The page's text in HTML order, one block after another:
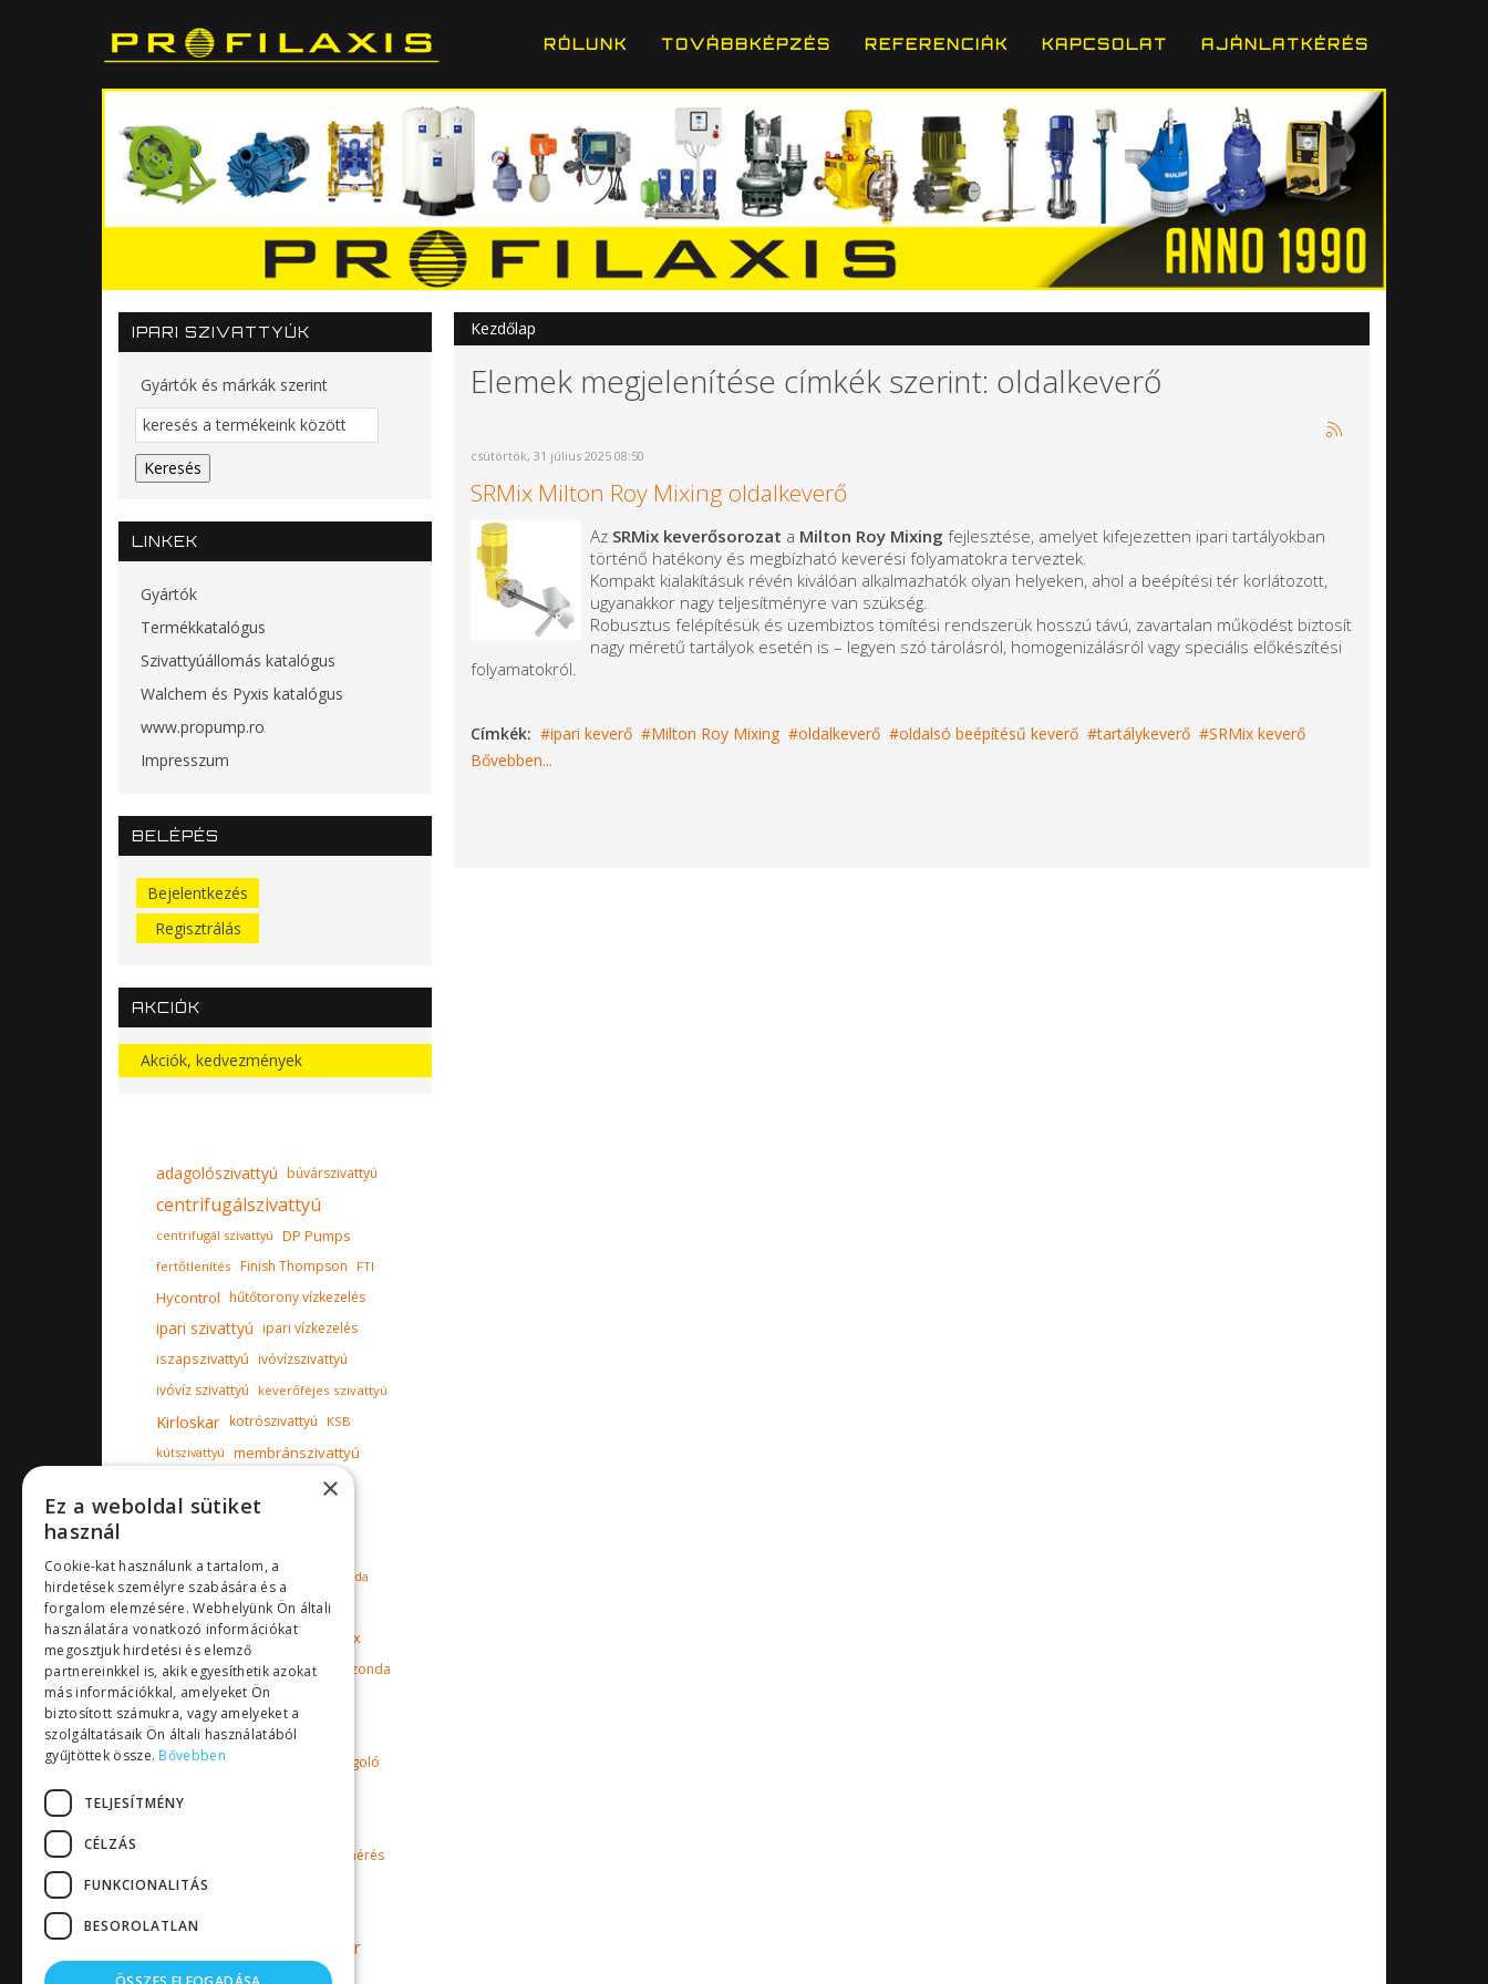
RÓLUNK TOVÁBBKÉPZÉS REFERENCIÁK KAPCSOLAT AJÁNLATKÉRÉS
Kezdőlap
Elemek megjelenítése címkék szerint: oldalkeverő
csütörtök, 31 július 2025 08:50
SRMix Milton Roy Mixing oldalkeverő
Az SRMix keverősorozat a Milton Roy Mixing fejlesztése, amelyet kifejezetten ipari tartályokban
történő hatékony és megbízható keverési folyamatokra terveztek.
Kompakt kialakításuk révén kiválóan alkalmazhatók olyan helyeken, ahol a beépítési tér korlátozott,
ugyanakkor nagy teljesítményre van szükség.
Robusztus felépítésük és üzembiztos tömítési rendszerük hosszú távú, zavartalan működést biztosít
nagy méretű tartályok esetén is – legyen szó tárolásról, homogenizálásról vagy speciális előkészítési
folyamatokról.
Címkék: ipari keverő Milton Roy Mixing oldalkeverő oldalsó beépítésű keverő tartálykeverő
SRMix keverő
Bővebben...
IPARI SZIVATTYÚK
Gyártók és márkák szerint
LINKEK
Gyártók
Termékkatalógus
Szivattyúállomás katalógus
Walchem és Pyxis katalógus
www.propump.ro
Impresszum
BELÉPÉS
Bejelentkezés
Regisztrálás
AKCIÓK
Akciók, kedvezmények
adagolószivattyú búvárszivattyú
centrifugálszivattyú
centrifugál szivattyú DP Pumps
fertőtlenítés Finish Thompson FTI
Hycontrol hűtőtorony vízkezelés
ipari szivattyú ipari vízkezelés
iszapszivattyú ivóvízszivattyú
ivóvíz szivattyú
keverőfejes szivattyú
Kirloskar kotrószivattyú
KSB
kútszivattyú membránszivattyú
Milton Roy Mixing
mérőműszer oldott oxigén szonda
pH mérő puffer tartály Pyxis
redoxpotenciál mérő Sensorex
szabályozó műszer szenzor szonda
Toyo uszoda
uszodai vízkezelés
vegyszeradagolás
vegyszeradagoló
vegyszerszivattyú
vízminőségmérés
vízminőség mérés
vízminőség mérő
vízminőség mérő műszer
vízszivattyú
×
Ez a weboldal sütiket
használ
Cookie-kat használunk a tartalom, a
hirdetések személyre szabására és a
forgalom elemzésére. Webhelyünk Ön általi
használatára vonatkozó információkat
megosztjuk hirdetési és elemző
partnereinkkel is, akik egyesíthetik azokat
más információkkal, amelyeket Ön
biztosított számukra, vagy amelyeket a
szolgáltatásaik Ön általi használatából
gyűjtöttek össze. Bővebben
TELJESÍTMÉNY
CÉLZÁS
FUNKCIONALITÁS
BESOROLATLAN